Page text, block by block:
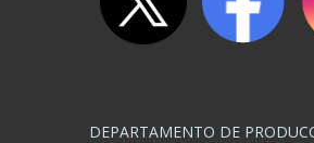
DEPARTAMENTO DE